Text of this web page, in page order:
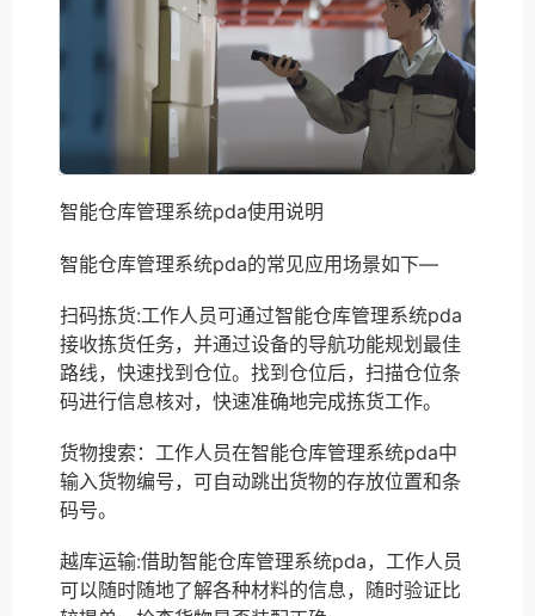
智能仓库管理系统pda使用说明
智能仓库管理系统pda的常见应用场景如下—
扫码拣货:工作人员可通过智能仓库管理系统pda
接收拣货任务，并通过设备的导航功能规划最佳
路线，快速找到仓位。找到仓位后，扫描仓位条
码进行信息核对，快速准确地完成拣货工作。
货物搜索：工作人员在智能仓库管理系统pda中
输入货物编号，可自动跳出货物的存放位置和条
码号。
越库运输:借助智能仓库管理系统pda，工作人员
可以随时随地了解各种材料的信息，随时验证比